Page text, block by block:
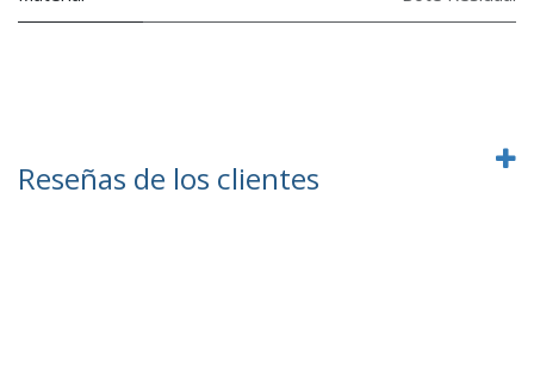
Reseñas de los clientes